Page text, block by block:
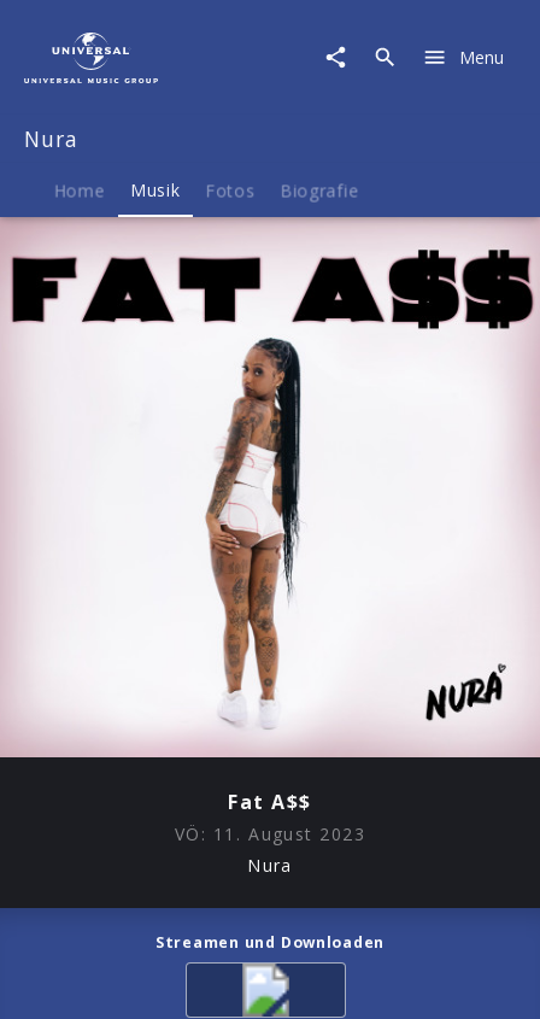
A$$
Menu
Nura
Home Musik Fotos Biografie
Fat A$$
VÖ: 11. August 2023
Nura
Streamen und Downloaden